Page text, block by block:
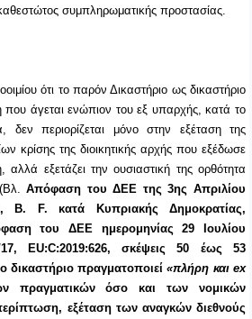
συμπληρωματικής προστασίας.
ότι το παρόν Δικαστήριο ως δικαστήριο
που άγεται ενώπιον του εξ υπαρχής, κατά το
περιορίζεται μόνο στην εξέταση της
κρίσης της διοικητικής αρχής που εξέδωσε
εξετάζει την ουσιαστική της ορθότητα
(Βλ.Aπόφαση του ΔΕΕ της 3ης Απριλίου
B. F. κατά Κυπριακής Δημοκρατίας,
του ΔΕΕ ημερομηνίας 29 Ιουλίου
17, EU:C:2019:626, σκέψεις 50 έως 53
δικαστήριο πραγματοποιεί«πλήρη καιex
πραγματικών όσο και των νομικών
εξέταση των αναγκών διεθνούς